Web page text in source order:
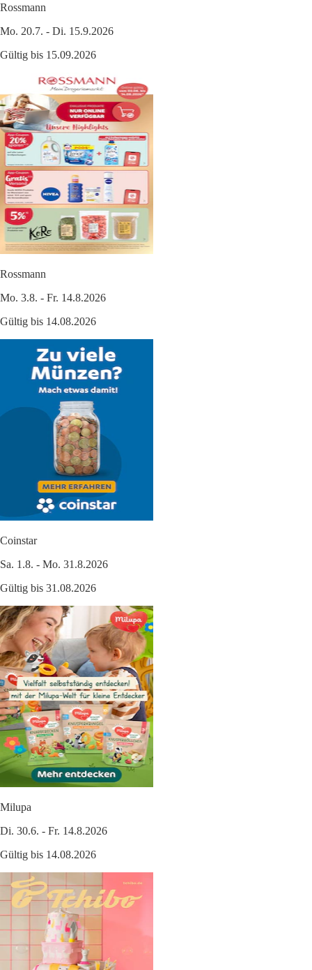
Rossmann
Mo. 20.7. - Di. 15.9.2026
Gültig bis 15.09.2026
Rossmann
Mo. 3.8. - Fr. 14.8.2026
Gültig bis 14.08.2026
Coinstar
Sa. 1.8. - Mo. 31.8.2026
Gültig bis 31.08.2026
Milupa
Di. 30.6. - Fr. 14.8.2026
Gültig bis 14.08.2026